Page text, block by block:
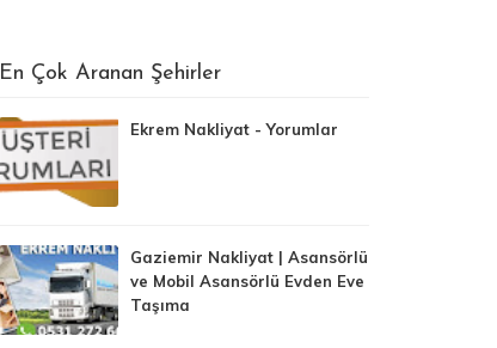
En Çok Aranan Şehirler
Ekrem Nakliyat - Yorumlar
Gaziemir Nakliyat | Asansörlü
ve Mobil Asansörlü Evden Eve
Taşıma